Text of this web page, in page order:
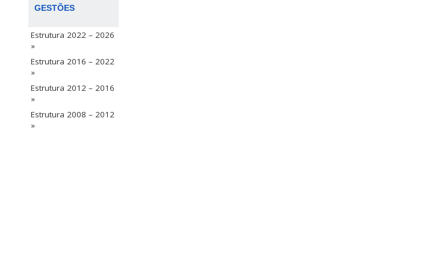
GESTÕES
Estrutura 2022 – 2026
»
Estrutura 2016 – 2022
»
Estrutura 2012 – 2016
»
Estrutura 2008 – 2012
»